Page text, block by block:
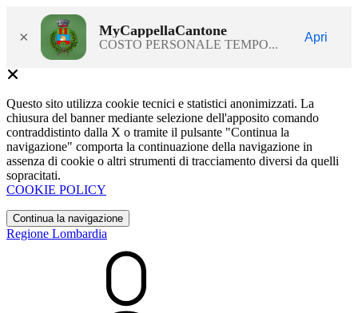
× MyCappellaCantone
COSTO PERSONALE TEMPO...
Apri
Questo sito utilizza cookie tecnici e statistici anonimizzati. La
chiusura del banner mediante selezione dell'apposito comando
contraddistinto dalla X o tramite il pulsante "Continua la
navigazione" comporta la continuazione della navigazione in
assenza di cookie o altri strumenti di tracciamento diversi da quelli
sopracitati.
COOKIE POLICY
Continua la navigazione
Regione Lombardia